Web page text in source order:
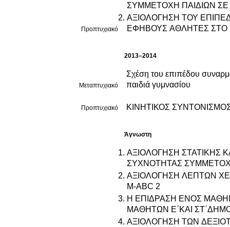
Προπτυχιακό
ΣΥΜΜΕΤΟΧΗ ΠΑΙΔΙΩΝ
ΑΞΙΟΛΟΓΗΣΗ ΤΟΥ
ΕΦΗΒΟΥΣ ΑΘΛΗΤΕΣ ΣΤΟ
2013–2014
Μεταπτυχιακό
Σχέση του επιπέδου
παιδιά γυμνασίου
Προπτυχιακό ΚΙΝΗΤΙΚΟΣ
Άγνωστη
ΑΞΙΟΛΟΓΗΣΗ ΣΤΑΤΙΚΗΣ ΚΑΙ
ΣΥΧΝΟΤΗΤΑΣ
ΑΞΙΟΛΟΓΗΣΗ ΛΕΠΤΩΝ
Μ-ABC 2
Η ΕΠΙΔΡΑΣΗ ΕΝΟΣ
ΜΑΘΗΤΩΝ Ε΄ΚΑΙ
ΑΞΙΟΛΟΓΗΣΗ ΤΩΝ